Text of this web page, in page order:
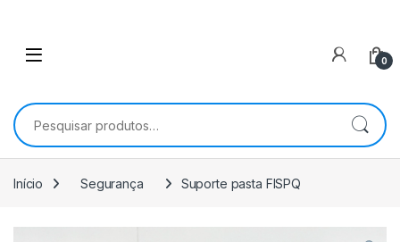
0
Pesquisar por:
Início Segurança Suporte pasta FISPQ